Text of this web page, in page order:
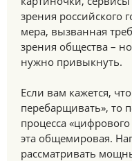
зрения российского
мера, вызванная
зрения общества –
нужно привыкнуть.
Если вам кажется,
перебарщивать», то
процесса
эта общемировая.
рассматривать